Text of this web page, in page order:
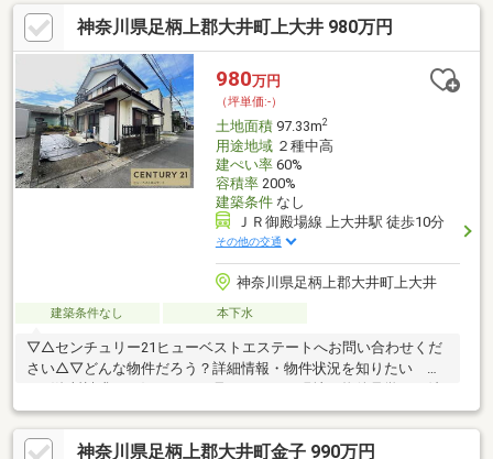
◆物件探し・住宅ローンのお悩みはありませんか？「どうやって
物件を探したらいいのか分からない…」「住宅ローンが不安…」お
客様の理想の住まいを“一緒に”お探しします！住まい探しのご不
安なことは、ぜひ当社までご相談ください！◆小田原店：小田原
市成田170-1、平塚店：平塚市四之宮2-9-25
神奈川県足柄上郡大井町上大井 980万円
980万円
（坪単価:-）
土地面積97.33m2
用途地域２種中高
建ぺい率60%
容積率200%
建築条件なし
ＪＲ御殿場線 上大井駅 徒歩10分
その他の交通
神奈川県足柄上郡大井町上大井
建築条件なし 本下水
▽△センチュリー21ヒューベストエステートへお問い合わせくだ
さい△▽どんな物件だろう？詳細情報・物件状況を知りたい
→〈資料請求する〉ちょっと見てみたい！現地・物件見学をご希
望 →〈見学予約する〉お電話でのお問い合わせも大歓迎です！
◆物件探し・住宅ローンのお悩みはありませんか？「どうやって
物件を探したらいいのか分からない…」「住宅ローンが不安…」お
神奈川県足柄上郡大井町金子 990万円